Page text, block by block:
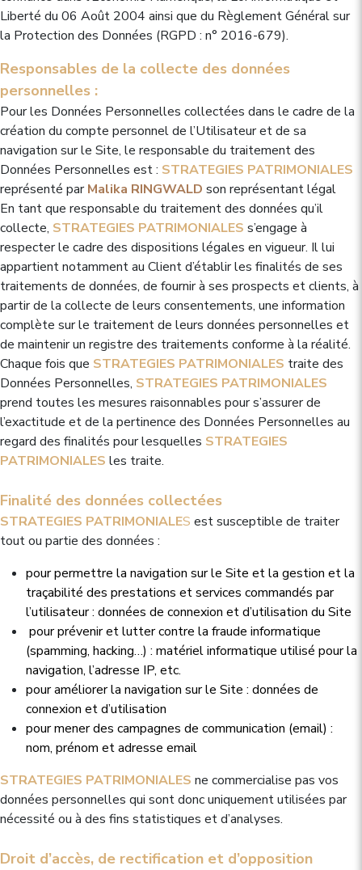
Liberté du 06 Août 2004 ainsi que du Règlement Général sur
la Protection des Données (RGPD : n° 2016-679).
Responsables de la collecte des données
personnelles :
Pour les Données Personnelles collectées dans le cadre de la
création du compte personnel de l’Utilisateur et de sa
navigation sur le Site, le responsable du traitement des
Données Personnelles est : STRATEGIES PATRIMONIALES
représenté parMalika RINGWALD son représentant légal
En tant que responsable du traitement des données qu’il
collecte, STRATEGIES PATRIMONIALES s’engage à
respecter le cadre des dispositions légales en vigueur. Il lui
appartient notamment au Client d’établir les finalités de ses
traitements de données, de fournir à ses prospects et clients, à
partir de la collecte de leurs consentements, une information
complète sur le traitement de leurs données personnelles et
de maintenir un registre des traitements conforme à la réalité.
Chaque fois que STRATEGIES PATRIMONIALES traite des
Données Personnelles, STRATEGIES PATRIMONIALES
prend toutes les mesures raisonnables pour s’assurer de
l’exactitude et de la pertinence des Données Personnelles au
regard des finalités pour lesquelles STRATEGIES
PATRIMONIALES les traite.
Finalité des données collectées
STRATEGIES PATRIMONIALES est susceptible de traiter
tout ou partie des données :
pour permettre la navigation sur le Site et la gestion et la
traçabilité des prestations et services commandés par
l’utilisateur : données de connexion et d’utilisation du Site
pour prévenir et lutter contre la fraude informatique
(spamming, hacking…) : matériel informatique utilisé pour la
navigation, l’adresse IP, etc.
pour améliorer la navigation sur le Site : données de
connexion et d’utilisation
pour mener des campagnes de communication (email) :
nom, prénom et adresse email
STRATEGIES PATRIMONIALES ne commercialise pas vos
données personnelles qui sont donc uniquement utilisées par
nécessité ou à des fins statistiques et d’analyses.
Droit d’accès, de rectification et d’opposition